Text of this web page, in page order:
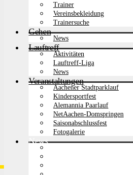
Trainer
Vereinsbekleidung
Trainersuche
Gehen
News
Lauftreff
Aktivitäten
Lauftreff-Liga
News
Veranstaltungen
Aachener Stadtparklauf
Kindersportfest
Alemannia Paarlauf
NetAachen-Domspringen
Saisonabschlussfest
Fotogalerie
News